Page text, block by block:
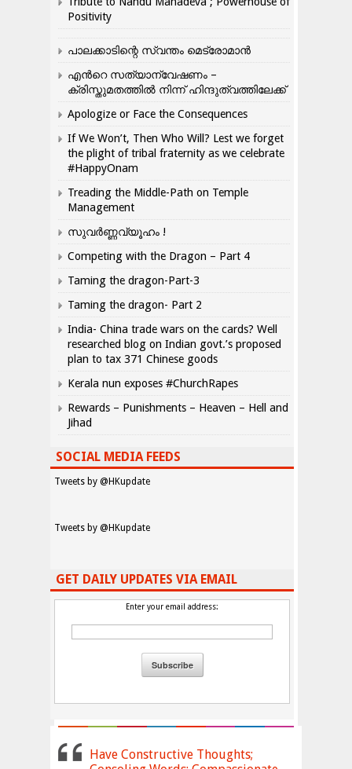
Positivity
പാലക്കാടിന്റെ സ്വന്തം മെട്രോമാൻ
എന്‍റെ സത്യാന്വേഷണം –
ക്രിസ്തുമതത്തില്‍ നിന്ന് ഹിന്ദുത്വത്തിലേക്ക്
Apologize or Face the Consequences
If We Won’t, Then Who Will? Lest we forget
the plight of tribal fraternity as we celebrate
#HappyOnam
Treading the Middle-Path on Temple
Management
സുവർണ്ണവ്യൂഹം !
Competing with the Dragon – Part 4
Taming the dragon-Part-3
Taming the dragon- Part 2
India- China trade wars on the cards? Well
researched blog on Indian govt.’s proposed
plan to tax 371 Chinese goods
Kerala nun exposes #ChurchRapes
Rewards – Punishments – Heaven – Hell and
Jihad
SOCIAL MEDIA FEEDS
Tweets by @HKupdate
Tweets by @HKupdate
GET DAILY UPDATES VIA EMAIL
Enter your email address:
Have Constructive Thoughts;